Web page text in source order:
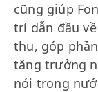
cũng giúp
trí dẫn đầu
thu, góp
tăng trưởng
nói trong